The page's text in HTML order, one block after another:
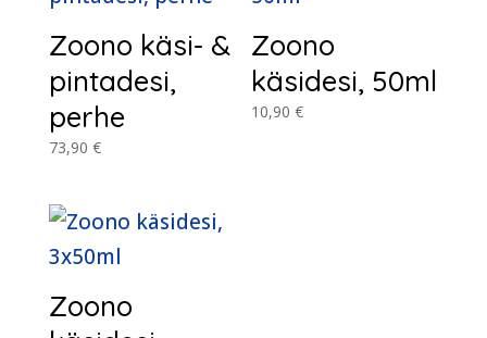
Zoono käsi- &
pintadesi,
perhe
73,90 €
Zoono
käsidesi, 50ml
10,90€
Zoono